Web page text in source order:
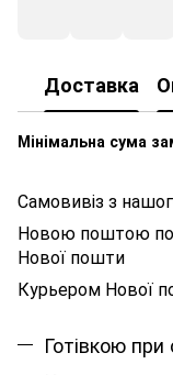
Доставка
Мінімальна сума
Самовивіз з
Новою поштою по
Нової пошти
Курьером Нової
Готівкою при